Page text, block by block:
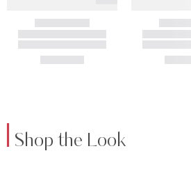
Shop the Look